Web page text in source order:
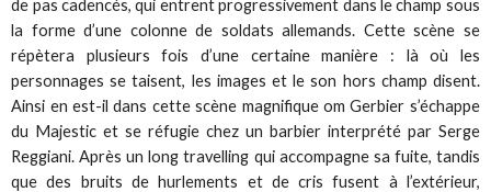
de pas cadencés, qui entrent progressivement dans le champ sous
la forme d’une colonne de soldats allemands. Cette scène se
répètera plusieurs fois d’une certaine manière : là où les
personnages se taisent, les images et le son hors champ disent.
Ainsi en est-il dans cette scène magnifique om Gerbier s’échappe
du Majestic et se réfugie chez un barbier interprété par Serge
Reggiani. Après un long travelling qui accompagne sa fuite, tandis
que des bruits de hurlements et de cris fusent à l’extérieur,